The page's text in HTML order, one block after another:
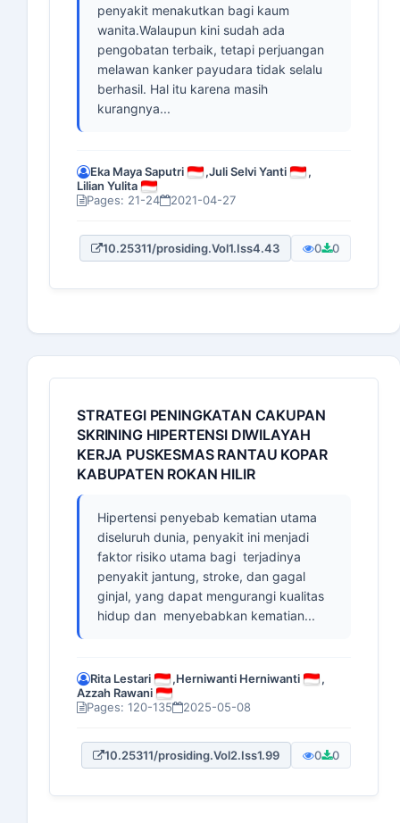
penyakit menakutkan bagi kaum
wanita.Walaupun kini sudah ada
pengobatan terbaik, tetapi perjuangan
melawan kanker payudara tidak selalu
berhasil. Hal itu karena masih
kurangnya...
Eka Maya Saputri ,Juli Selvi Yanti
,
Lilian Yulita
Pages: 21-24
2021-04-27
10.25311/prosiding.Vol1.Iss4.43 0 0
STRATEGI PENINGKATAN CAKUPAN
SKRINING HIPERTENSI DIWILAYAH
KERJA PUSKESMAS RANTAU KOPAR
KABUPATEN ROKAN HILIR
Hipertensi penyebab kematian utama
diseluruh dunia, penyakit ini menjadi
faktor risiko utama bagi terjadinya
penyakit jantung, stroke, dan gagal
ginjal, yang dapat mengurangi kualitas
hidup dan menyebabkan kematian...
Rita Lestari ,Herniwanti Herniwanti
,
Azzah Rawani
Pages: 120-135
2025-05-08
10.25311/prosiding.Vol2.Iss1.99 0 0